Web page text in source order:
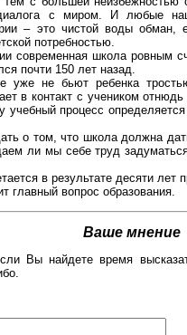
диалога с миром. И любые
– это чистой воды
потребностью.
современная школа ровным
почти 150 лет назад.
уже не бьют ребенка
в контакт с учеником
учебный процесс
о том, что школа должна
ли мы себе труд
в результате десяти
главный вопрос образования.
Ваше мнение
Вы найдете время